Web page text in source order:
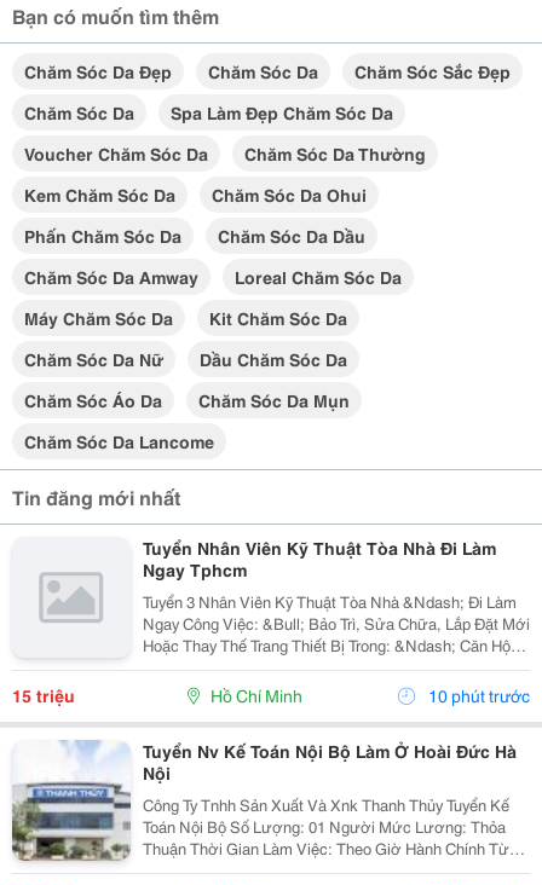
Bạn có muốn tìm thêm
Chăm Sóc Da Đẹp Chăm Sóc Da
Chăm Sóc Sắc Đẹp
Chăm Sóc Da
Spa Làm Đẹp Chăm Sóc Da
Voucher Chăm Sóc Da
Chăm Sóc Da Thường
Kem Chăm Sóc Da
Chăm Sóc Da Ohui
Phấn Chăm Sóc Da
Chăm Sóc Da Dầu
Chăm Sóc Da Amway
Loreal Chăm Sóc Da
Máy Chăm Sóc Da
Kit Chăm Sóc Da
Chăm Sóc Da Nữ
Dầu Chăm Sóc Da
Chăm Sóc Áo Da
Chăm Sóc Da Mụn
Chăm Sóc Da Lancome
Tin đăng mới nhất
Tuyển Nhân Viên Kỹ Thuật Tòa Nhà Đi Làm
Ngay Tphcm
Tuyển 3 Nhân Viên Kỹ Thuật Tòa Nhà &Ndash; Đi Làm
Ngay Công Việc: &Bull; Bảo Trì, Sửa Chữa, Lắp Đặt Mới
Hoặc Thay Thế Trang Thiết Bị Trong: &Ndash; Căn Hộ
Dịch Vụ &Ndash; Nhà Trọ, Chung Cư Mini &Bull; Kiểm
Tra Và Xử Lý Sự Cố Phát Sinh...
15 triệu Hồ Chí Minh 10 phút trước
Tuyển Nv Kế Toán Nội Bộ Làm Ở Hoài Đức Hà
Nội
Công Ty Tnhh Sản Xuất Và Xnk Thanh Thủy Tuyển Kế
Toán Nội Bộ Số Lượng: 01 Người Mức Lương: Thỏa
Thuận Thời Gian Làm Việc: Theo Giờ Hành Chính Từ
Thứ 2 Đến Thứ 7. Nội Dung Công Việc: - Làm Hợp Đồng